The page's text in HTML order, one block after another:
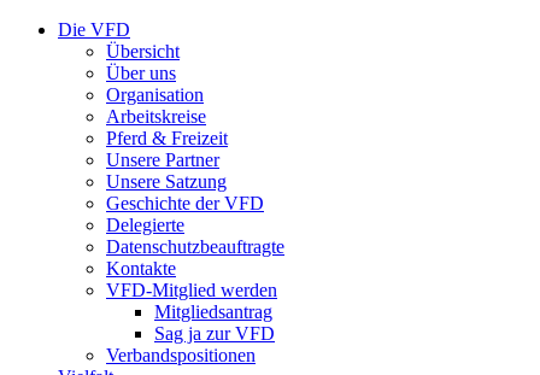
Die VFD
Übersicht
Über uns
Organisation
Arbeitskreise
Pferd & Freizeit
Unsere Partner
Unsere Satzung
Geschichte der VFD
Delegierte
Datenschutzbeauftragte
Kontakte
VFD-Mitglied werden
Mitgliedsantrag
Sag ja zur VFD
Verbandspositionen